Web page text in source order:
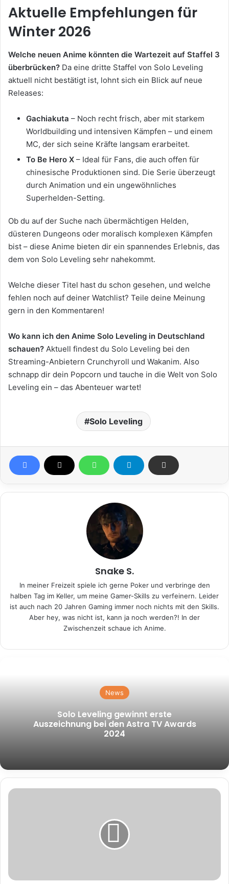
Aktuelle Empfehlungen für
Winter 2026
Welche neuen Anime könnten die Wartezeit auf Staffel 3
überbrücken? Da eine dritte Staffel von Solo Leveling
aktuell nicht bestätigt ist, lohnt sich ein Blick auf neue
Releases:
Gachiakuta – Noch recht frisch, aber mit starkem
Worldbuilding und intensiven Kämpfen – und einem
MC, der sich seine Kräfte langsam erarbeitet.
To Be Hero X – Ideal für Fans, die auch offen für
chinesische Produktionen sind. Die Serie überzeugt
durch Animation und ein ungewöhnliches
Superhelden-Setting.
Ob du auf der Suche nach übermächtigen Helden,
düsteren Dungeons oder moralisch komplexen Kämpfen
bist – diese Anime bieten dir ein spannendes Erlebnis, das
dem von Solo Leveling sehr nahekommt.
Welche dieser Titel hast du schon gesehen, und welche
fehlen noch auf deiner Watchlist? Teile deine Meinung
gern in den Kommentaren!
Wo kann ich den Anime Solo Leveling in Deutschland
schauen? Aktuell findest du Solo Leveling bei den
Streaming-Anbietern Crunchyroll und Wakanim. Also
schnapp dir dein Popcorn und tauche in die Welt von Solo
Leveling ein – das Abenteuer wartet!
Solo Leveling
Snake S.
In meiner Freizeit spiele ich gerne Poker und verbringe den
halben Tag im Keller, um meine Gamer-Skills zu verfeinern. Leider
ist auch nach 20 Jahren Gaming immer noch nichts mit den Skills.
Aber hey, was nicht ist, kann ja noch werden?! In der
Zwischenzeit schaue ich Anime.
News
Solo Leveling gewinnt erste
Auszeichnung bei den Astra TV Awards
2024
Neuer
Staffelstart